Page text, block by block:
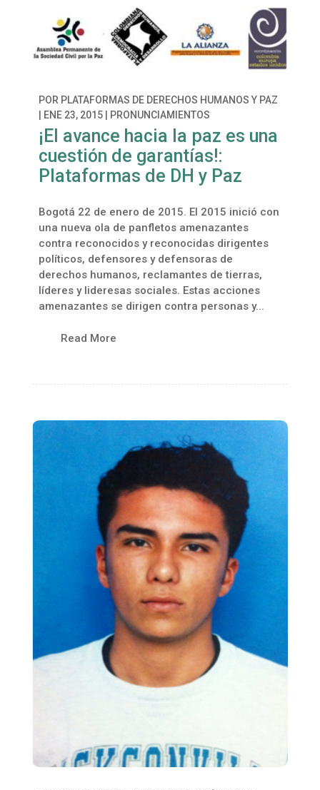
POR PLATAFORMAS DE DERECHOS HUMANOS Y PAZ
ENE 23, 2015| PRONUNCIAMIENTOS
¡El avance hacia la paz es una
cuestión de garantías!:
Plataformas de DH y Paz
Bogotá 22 de enero de 2015. El 2015 inició con
una nueva ola de panfletos amenazantes
contra reconocidos y reconocidas dirigentes
políticos, defensores y defensoras de
derechos humanos, reclamantes de tierras,
líderes y lideresas sociales. Estas acciones
amenazantes se dirigen contra personas y...
Read More